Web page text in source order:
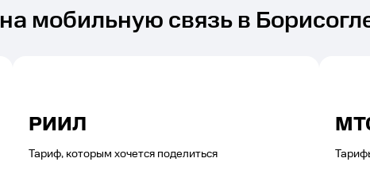
мобильную связь в
РИИЛ
Тариф, которым хочется поделиться